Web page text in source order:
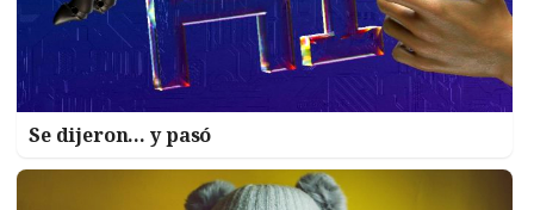
Se dijeron… y pasó